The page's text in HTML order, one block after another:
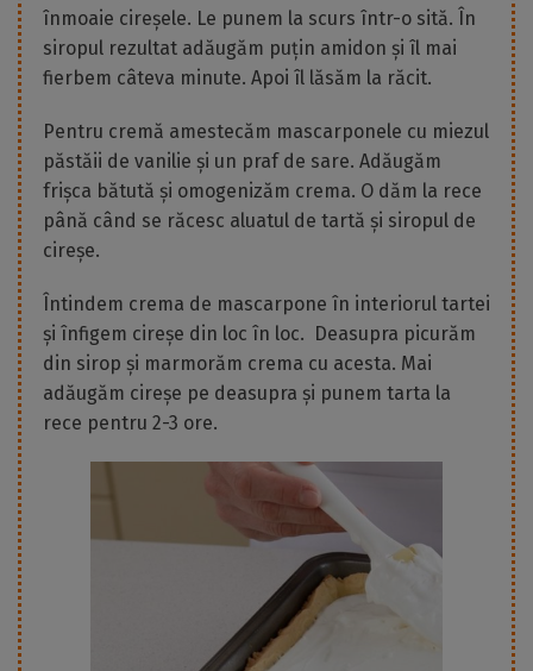
înmoaie cireșele. Le punem la scurs într-o sită. În
siropul rezultat adăugăm puțin amidon și îl mai
fierbem câteva minute. Apoi îl lăsăm la răcit.
Pentru cremă amestecăm mascarponele cu miezul
păstăii de vanilie și un praf de sare. Adăugăm
frișca bătută și omogenizăm crema. O dăm la rece
până când se răcesc aluatul de tartă și siropul de
cireșe.
Întindem crema de mascarpone în interiorul tartei
și înfigem cireșe din loc în loc. Deasupra picurăm
din sirop și marmorăm crema cu acesta. Mai
adăugăm cireșe pe deasupra și punem tarta la
rece pentru 2-3 ore.